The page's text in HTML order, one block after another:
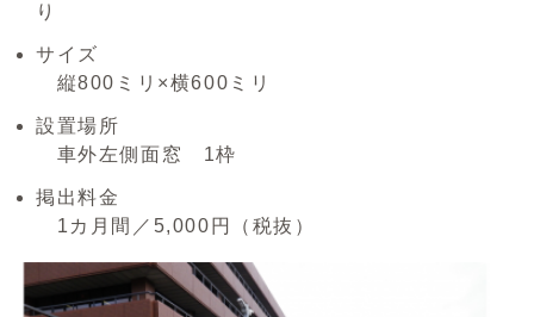
り
サイズ
縦800ミリ×横600ミリ
設置場所
車外左側面窓 1枠
掲出料金
1カ月間／5,000円（税抜）